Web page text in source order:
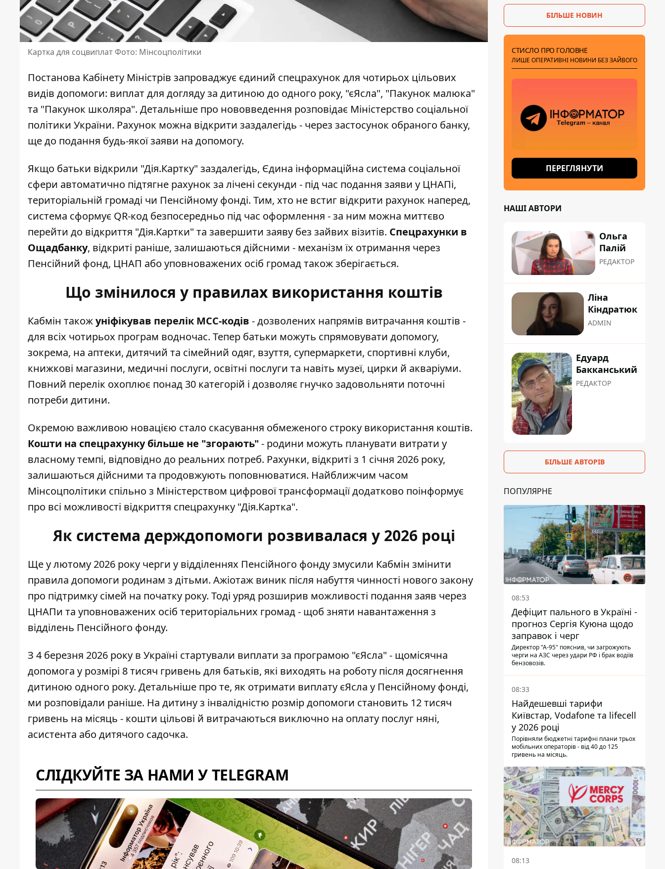
Картка для соцвиплат Фото: Мінсоцполітики
Постанова Кабінету Міністрів запроваджує єдиний спецрахунок для чотирьох цільових
видів допомоги: виплат для догляду за дитиною до одного року, "єЯсла", "Пакунок малюка"
та "Пакунок школяра". Детальніше про нововведення розповідає Міністерство соціальної
політики України. Рахунок можна відкрити заздалегідь - через застосунок обраного банку,
ще до подання будь-якої заяви на допомогу.
Якщо батьки відкрили "Дія.Картку" заздалегідь, Єдина інформаційна система соціальної
сфери автоматично підтягне рахунок за лічені секунди - під час подання заяви у ЦНАПі,
територіальній громаді чи Пенсійному фонді. Тим, хто не встиг відкрити рахунок наперед,
система сформує QR-код безпосередньо під час оформлення - за ним можна миттєво
перейти до відкриття "Дія.Картки" та завершити заяву без зайвих візитів. Спецрахунки в
Ощадбанку, відкриті раніше, залишаються дійсними - механізм їх отримання через
Пенсійний фонд, ЦНАП або уповноважених осіб громад також зберігається.
Що змінилося у правилах використання коштів
Кабмін такожуніфікував перелік МСС-кодів - дозволених напрямів витрачання коштів -
для всіх чотирьох програм водночас. Тепер батьки можуть спрямовувати допомогу,
зокрема, на аптеки, дитячий та сімейний одяг, взуття, супермаркети, спортивні клуби,
книжкові магазини, медичні послуги, освітні послуги та навіть музеї, цирки й акваріуми.
Повний перелік охоплює понад 30 категорій і дозволяє гнучко задовольняти поточні
потреби дитини.
Окремою важливою новацією стало скасування обмеженого строку використання коштів.
Кошти на спецрахунку більше не "згорають"- родини можуть планувати витрати у
власному темпі, відповідно до реальних потреб. Рахунки, відкриті з 1 січня 2026 року,
залишаються дійсними та продовжують поповнюватися. Найближчим часом
Мінсоцполітики спільно з Міністерством цифрової трансформації додатково поінформує
про всі можливості відкриття спецрахунку "Дія.Картка".
Як система держдопомоги розвивалася у 2026 році
Ще у лютому 2026 року черги у відділеннях Пенсійного фонду змусили Кабмін змінити
правила допомоги родинам з дітьми. Ажіотаж виник після набуття чинності нового закону
про підтримку сімей на початку року. Тоді уряд розширив можливості подання заяв через
ЦНАПи та уповноважених осіб територіальних громад - щоб зняти навантаження з
відділень Пенсійного фонду.
З 4 березня 2026 року в Україні стартували виплати за програмою "єЯсла" - щомісячна
допомога у розмірі 8 тисяч гривень для батьків, які виходять на роботу після досягнення
дитиною одного року. Детальніше про те, як отримати виплату єЯсла у Пенсійному фонді,
ми розповідали раніше. На дитину з інвалідністю розмір допомоги становить 12 тисяч
гривень на місяць - кошти цільові й витрачаються виключно на оплату послуг няні,
асистента або дитячого садочка.
СЛІДКУЙТЕ ЗА НАМИ У TELEGRAM
БІЛЬШЕ НОВИН
СТИСЛО ПРО ГОЛОВНЕ
ЛИШЕ ОПЕРАТИВНІ НОВИНИ БЕЗ ЗАЙВОГО
ПЕРЕГЛЯНУТИ
НАШІ АВТОРИ
Ольга
Палій
РЕДАКТОР
Ліна
Кіндратюк
ADMIN
Едуард
Бакканський
РЕДАКТОР
БІЛЬШЕ АВТОРІВ
ПОПУЛЯРНЕ
08:53
Дефіцит пального в Україні -
прогноз Сергія Куюна щодо
заправок і черг
Директор "А-95" пояснив, чи загрожують
черги на АЗС через удари РФ і брак водіїв
бензовозів.
08:33
Найдешевші тарифи
Київстар, Vodafone та lifecell
у 2026 році
Порівняли бюджетні тарифні плани трьох
мобільних операторів - від 40 до 125
гривень на місяць.
08:13